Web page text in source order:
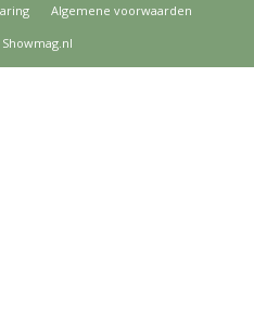
Algemene voorwaarden